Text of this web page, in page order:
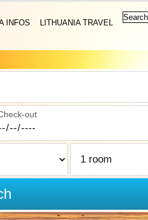
INFOS
LITHUANIA TRAVEL
out